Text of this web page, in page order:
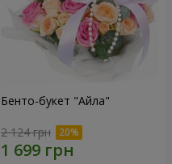
Бенто-букет "Айла"
2 124 грн